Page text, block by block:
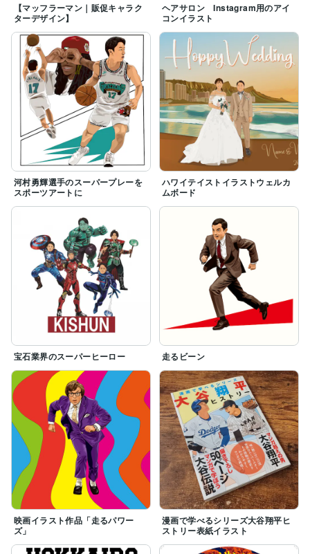
【マッフラーマン｜販促キャラク
ターデザイン】
ヘアサロン Instagram用のアイ
コンイラスト
河村勇輝選手のスーパープレーを
スポーツアートに
ハワイテイストイラストウェルカ
ムボード
宝石業界のスーパーヒーロー 走るビーン
映画イラスト作品「走るパワー
ズ」
漫画で学べるシリーズ大谷翔平ヒ
ストリー表紙イラスト